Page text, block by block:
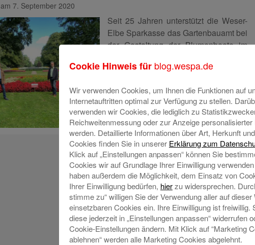
am 7. September 2020
Seit 25 Jahren unterstützt die Weser-
Elbe Sparkasse das Gartenbauamt bei
der Gestaltung der Blumenbeete im
in all den Jahren aus dem Lotteriespar-
worden. Damit wird einmal mehr
deutlich, wie sehr der SparkasseMehr
lesen
Cookie Hinweis für blog.wespa.de
Wir verwenden Cookies, um Ihnen die Funktionen auf
Internetauftritten optimal zur Verfügung zu stellen.
verwenden wir Cookies, die lediglich zu
Reichweitenmessung oder zur Anzeige personalisierter
werden. Detaillierte Informationen über Art, Herkunft
Cookies finden Sie in unserer Erklärung zum
Klick auf „Einstellungen anpassen“ können Sie
Cookies wir auf Grundlage Ihrer Einwilligung
haben außerdem die Möglichkeit, dem Einsatz von
Ihrer Einwilligung bedürfen, hierzu widersprechen.
stimme zu“ willigen Sie der Verwendung aller auf dieser
einsetzbaren Cookies ein. Ihre Einwilligung ist freiwillig.
diese jederzeit in „Einstellungen anpassen“ widerrufen
Cookie-Einstellungen ändern. Mit Klick auf “Marketing
ablehnen“ werden alle Marketing Cookies abgelehnt.